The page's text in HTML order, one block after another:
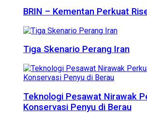
BRIN – Kementan Perkuat
Tiga Skenario Perang Iran
Teknologi Pesawat Nirawak
Konservasi Penyu di Berau